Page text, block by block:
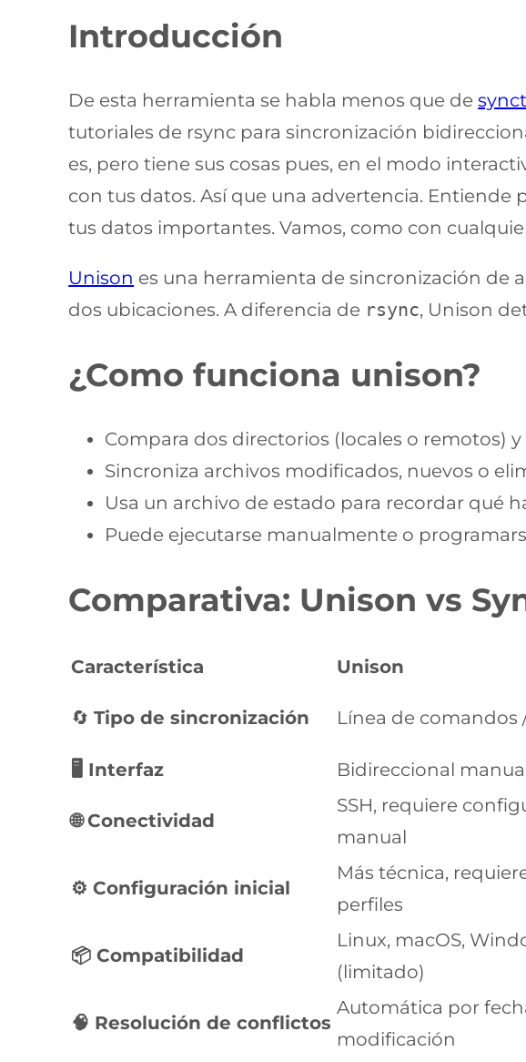
Introducción
De esta herramienta se habla menos que de
tutoriales de rsync para sincronización
es, pero tiene sus cosas pues, en el modo
con tus datos. Así que una advertencia.
tus datos importantes. Vamos, como con
Unison es una herramienta de sincronización de
dos ubicaciones. A diferencia de rsync, Unison
¿Como funciona unison?
Compara dos directorios (locales o remotos)
Sincroniza archivos modificados, nuevos o
Usa un archivo de estado para recordar qué
Puede ejecutarse manualmente o
Comparativa: Unison vs
Característica Unison
🔄Tipo de sincronización Línea de comandos
🖥️ Interfaz
Bidireccional
🌐 Conectividad
SSH, requiere
manual
⚙️ Configuración inicial
Más técnica,
perfiles
📦 Compatibilidad
Linux, macOS,
(limitado)
🧠 Resolución de conflictos
Automática por
modificación